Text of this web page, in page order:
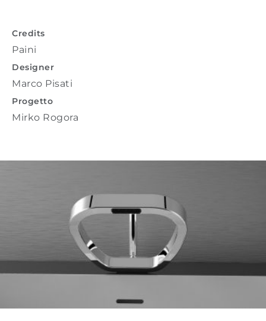
Credits
Paini
Designer
Marco Pisati
Progetto
Mirko Rogora